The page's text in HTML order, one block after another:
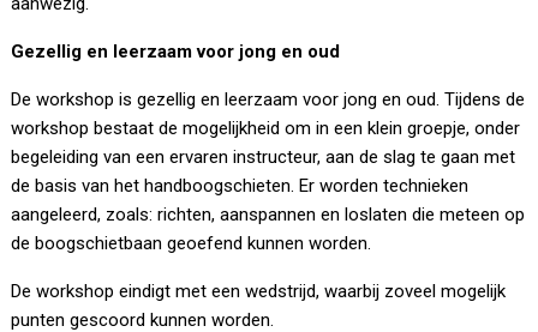
Gezellig en leerzaam voor jong en oud
De workshop is gezellig en leerzaam voor jong en oud. Tijdens de
workshop bestaat de mogelijkheid om in een klein groepje, onder
begeleiding van een ervaren instructeur, aan de slag te gaan met
de basis van het handboogschieten. Er worden technieken
aangeleerd, zoals: richten, aanspannen en loslaten die meteen op
de boogschietbaan geoefend kunnen worden.
De workshop eindigt met een wedstrijd, waarbij zoveel mogelijk
punten gescoord kunnen worden.